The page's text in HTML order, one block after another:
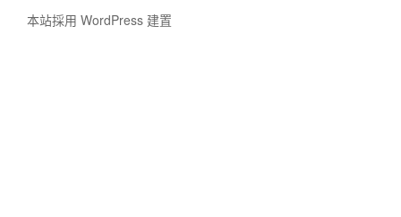
本站採用 WordPress 建置